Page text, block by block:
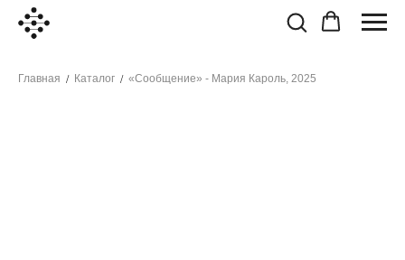
Главная / Каталог / «Сообщение» - Мария Кароль, 2025